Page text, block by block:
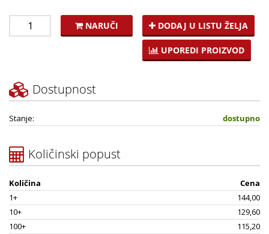
NARUČI DODAJ U LISTU ŽELJA
UPOREDI PROIZVOD
Dostupnost
Stanje: dostupno
Količinski popust
Količina
Cena
1+
144,00
10+
129,60
100+
115,20